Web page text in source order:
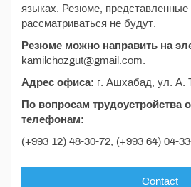
языках. Резюме, представленные
рассматриваться не будут.
Резюме можно направить на
kamilchozgut@gmail.com.
Адрес офиса: г. Ашхабад, ул. А.
По вопросам трудоустройства
телефонам:
(+993 12) 48-30-72, (+993 64) 04-
Contact